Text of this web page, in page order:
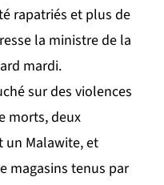
rapatriés et plus de
la ministre de la
mardi.
sur des violences
morts, deux
un Malawite, et
magasins tenus par